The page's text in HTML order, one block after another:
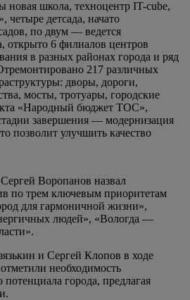
новая школа, техноцентр IT-cube,
четыре детсада, начато
по двум — ведется
открыто 6 филиалов центров
в разных районах города и ряд
217 различных
дворы, дороги,
мосты, тротуары, городские
«Народный бюджет ТОС»,
завершения — модернизация
позволит улучшить качество
Воропанов назвал
по трем ключевым приоритетам
для гармоничной жизни»,
людей», «Вологда —
и Сергей Клопов в ходе
необходимость
города, предлагая